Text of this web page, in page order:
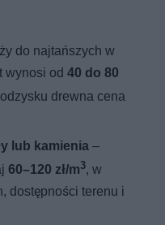
do najtańszych w
wynosi od40 do 80
drewna cena
lub kamienia –
60–120 zł/m3, w
dostępności terenu i